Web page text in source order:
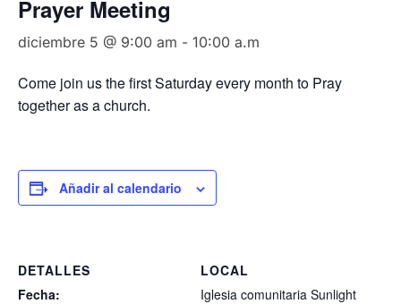
Prayer Meeting
diciembre 5 @ 9:00 am - 10:00 a.m
Come join us the first Saturday every month to Pray
together as a church.
Añadir al calendario
DETALLES
Fecha:
LOCAL
Iglesia comunitaria Sunlight